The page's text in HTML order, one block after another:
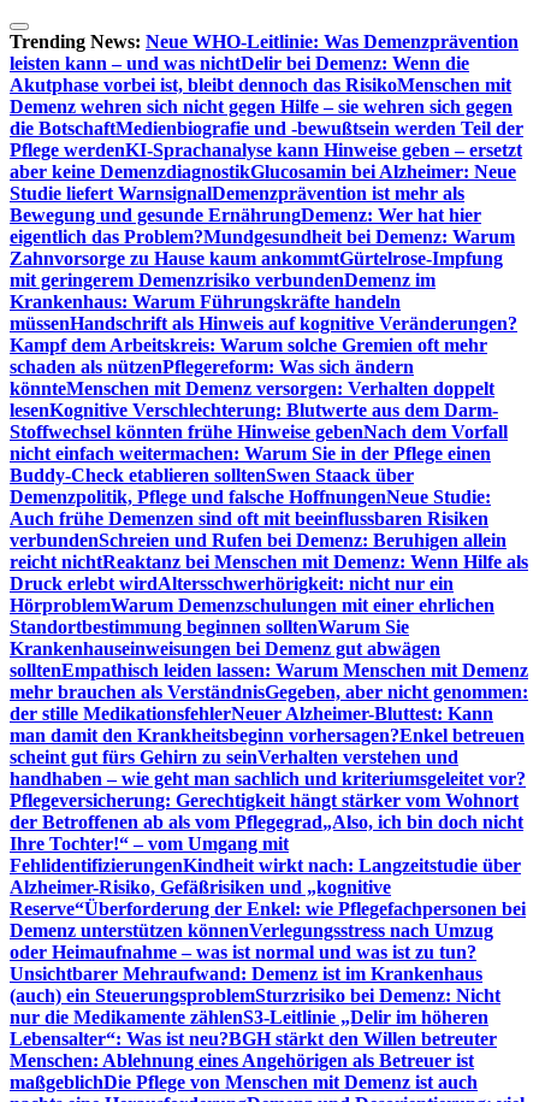
Zum
Inhalt
springen
Trending News: Neue WHO-Leitlinie: Was Demenzprävention
leisten kann – und was nichtDelir bei Demenz: Wenn die
Akutphase vorbei ist, bleibt dennoch das RisikoMenschen mit
Demenz wehren sich nicht gegen Hilfe – sie wehren sich gegen
die BotschaftMedienbiografie und -bewußtsein werden Teil der
Pflege werdenKI-Sprachanalyse kann Hinweise geben – ersetzt
aber keine DemenzdiagnostikGlucosamin bei Alzheimer: Neue
Studie liefert WarnsignalDemenzprävention ist mehr als
Bewegung und gesunde ErnährungDemenz: Wer hat hier
eigentlich das Problem?Mundgesundheit bei Demenz: Warum
Zahnvorsorge zu Hause kaum ankommtGürtelrose-Impfung
mit geringerem Demenzrisiko verbundenDemenz im
Krankenhaus: Warum Führungskräfte handeln
müssenHandschrift als Hinweis auf kognitive Veränderungen?
Kampf dem Arbeitskreis: Warum solche Gremien oft mehr
schaden als nützenPflegereform: Was sich ändern
könnteMenschen mit Demenz versorgen: Verhalten doppelt
lesenKognitive Verschlechterung: Blutwerte aus dem Darm-
Stoffwechsel könnten frühe Hinweise gebenNach dem Vorfall
nicht einfach weitermachen: Warum Sie in der Pflege einen
Buddy-Check etablieren solltenSwen Staack über
Demenzpolitik, Pflege und falsche HoffnungenNeue Studie:
Auch frühe Demenzen sind oft mit beeinflussbaren Risiken
verbundenSchreien und Rufen bei Demenz: Beruhigen allein
reicht nichtReaktanz bei Menschen mit Demenz: Wenn Hilfe als
Druck erlebt wirdAltersschwerhörigkeit: nicht nur ein
HörproblemWarum Demenzschulungen mit einer ehrlichen
Standortbestimmung beginnen solltenWarum Sie
Krankenhauseinweisungen bei Demenz gut abwägen
solltenEmpathisch leiden lassen: Warum Menschen mit Demenz
mehr brauchen als VerständnisGegeben, aber nicht genommen:
der stille MedikationsfehlerNeuer Alzheimer-Bluttest: Kann
man damit den Krankheitsbeginn vorhersagen?Enkel betreuen
scheint gut fürs Gehirn zu seinVerhalten verstehen und
handhaben – wie geht man sachlich und kriteriumsgeleitet vor?
Pflegeversicherung: Gerechtigkeit hängt stärker vom Wohnort
der Betroffenen ab als vom Pflegegrad„Also, ich bin doch nicht
Ihre Tochter!“ – vom Umgang mit
FehlidentifizierungenKindheit wirkt nach: Langzeitstudie über
Alzheimer-Risiko, Gefäßrisiken und „kognitive
Reserve“Überforderung der Enkel: wie Pflegefachpersonen bei
Demenz unterstützen könnenVerlegungsstress nach Umzug
oder Heimaufnahme – was ist normal und was ist zu tun?
Unsichtbarer Mehraufwand: Demenz ist im Krankenhaus
(auch) ein SteuerungsproblemSturzrisiko bei Demenz: Nicht
nur die Medikamente zählenS3-Leitlinie „Delir im höheren
Lebensalter“: Was ist neu?BGH stärkt den Willen betreuter
Menschen: Ablehnung eines Angehörigen als Betreuer ist
maßgeblichDie Pflege von Menschen mit Demenz ist auch